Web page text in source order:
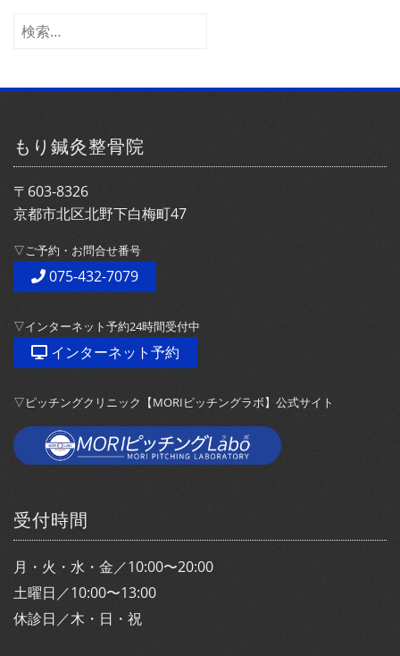
イ
検
もり鍼灸整骨院
〒603-8326
京都市北区北野下白梅町47
▽ご予約・お問合せ番号
075-432-7079
▽インターネット予約24時間受付中
インターネット予約
▽ピッチングクリニック【MORIピッチングラボ】公式サイト
受付時間
月・火・水・金／10:00〜20:00
土曜日／10:00〜13:00
休診日／木・日・祝